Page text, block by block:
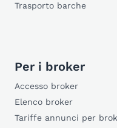
Trasporto barche
Per i broker
Accesso broker
Elenco broker
Tariffe annunci per